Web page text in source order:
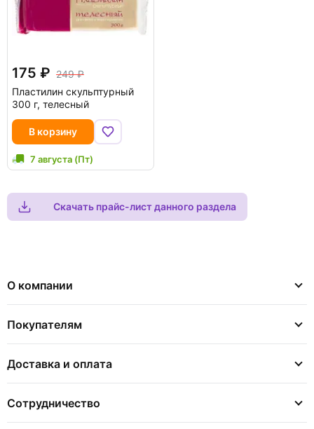
175
249
Пластилин скульптурный
300 г, телесный
В корзину
7 августа (Пт)
Скачать прайс-лист данного раздела
О компании
Покупателям
Доставка и оплата
Сотрудничество